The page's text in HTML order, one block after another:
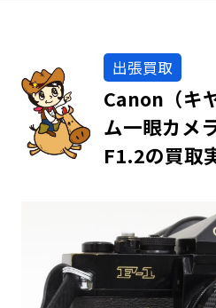
出張買取
Canon（キ
ム一眼カメ
F1.2の買取